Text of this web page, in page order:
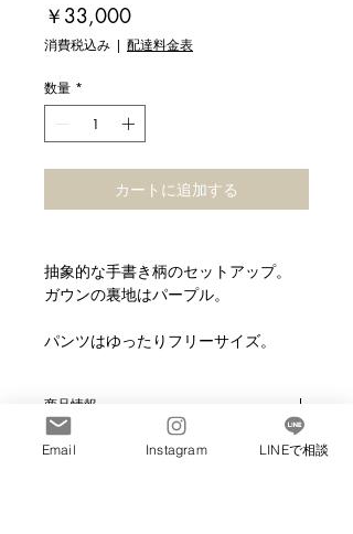
￥33,000価
格
消費税込み | 配達料金表
数量 *
カートに追加する
抽象的な手書き柄のセットアップ。
ガウンの裏地はパープル。
パンツはゆったりフリーサイズ。
商品情報
素材 : コットンリネン 裏地 :キュプ
返品・交換について
Email Instagram LINEで相談